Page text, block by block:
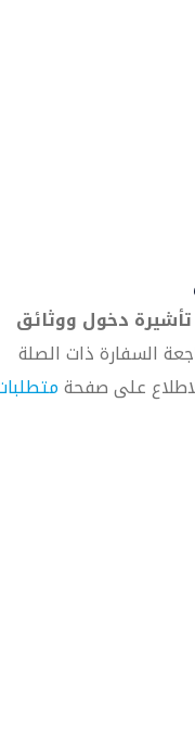
تأشيرة دخول ووثائق
السفارة ذات الصلة
على صفحة